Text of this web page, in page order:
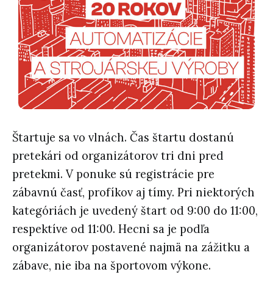
Štartuje sa vo vlnách. Čas štartu dostanú
pretekári od organizátorov tri dni pred
pretekmi. V ponuke sú registrácie pre
zábavnú časť, profíkov aj tímy. Pri niektorých
kategóriách je uvedený štart od 9:00 do 11:00,
respektíve od 11:00. Hecni sa je podľa
organizátorov postavené najmä na zážitku a
zábave, nie iba na športovom výkone.